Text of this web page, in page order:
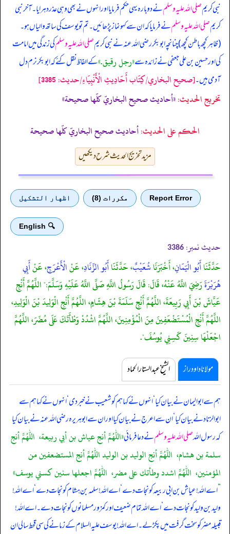
نبی کریمصلی اللہ علیہ وسلمنے دوبارہ یہی حکم فرمایا اور انہوں نے بھی وہی عذر دہرایا۔ آخر نبی
کریمصلی اللہ علیہ وسلمنے فرمایا کہ ان سے کہو نماز پڑھائیں۔ تم تو یوسف کی ساتھ والیاں ہو۔
(ظاہر کچھ باطن کچھ) چنانچہ ابوبکر رضی اللہ عنہ نے نبی کریمصلی اللہ علیہ وسلمکی زندگی میں امامت
کی اور حسین بن علی جعفی نے زائدہ سے«رجل رقيق‏.»کے الفاظ نقل کئے کہ ابوبکر نرم دل
آدمی ہیں۔[صحيح البخاري/كِتَاب أَحَادِيثِ الْأَنْبِيَاءِ/حدیث: 3385]
تخریج الحدیث:«أحاديث صحيح البخاريّ كلّها صحيحة»
الحكم على الحديث:أحاديث صحيح البخاريّ كلّها صحيحة
مزید تخریج الحدیث شرح دیکھیں
Report Error مكررات (8) اظهار التشكيل
🔍 English
حدیث نمبر: 3386
حَدَّثَنَاأَبُو الْيَمَانِ، أَخْبَرَنَاشُعَيْبٌ، حَدَّثَنَاأَبُو الزِّنَادِ، عَنْالْأَعْرَجِ، عَنْأَبِي
هُرَيْرَةَرَضِيَ اللَّهُ عَنْهُ، قَالَ: قَالَ رَسُولُ اللَّهِ صَلَّى اللَّهُ عَلَيْهِ وَسَلَّمَ:" اللَّهُمَّ أَنْجِ
عَيَّاشَ بْنَ أَبِي رَبِيعَةَ، اللَّهُمَّ أَنْجِ سَلَمَةَ بْنَ هِشَامٍ، اللَّهُمَّ أَنْجِ الْوَلِيدَ بْنَ الْوَلِيدِ،
اللَّهُمَّ أَنْجِ الْمُسْتَضْعَفِينَ مِنَ الْمُؤْمِنِينَ، اللَّهُمَّ اشْدُدْ وَطْأَتَكَ عَلَى مُضَرَ، اللَّهُمَّ
اجْعَلْهَا سِنِينَ كَسِنِي يُوسُفَ".
مولانا داود راز الشیخ عبدالستار الحماد
ہم سے ابوالیمان نے بیان کیا ‘ انہوں نے کہا ہم کو شعیب نے خبر دی ‘ انہوں نے کہا ہم سے
ابوالزناد نے بیان کیا ‘ ان سے اعرج نے بیان کیا اور ان سے ابوہریرہ رضی اللہ عنہ نے بیان کیا
کہرسول اللہصلی اللہ علیہ وسلمنے دعا فرمائی«اللهم أنج عياش بن أبي ربيعة،‏‏‏‏ ‏‏‏‏ اللهم أنج
سلمة بن هشام،‏‏‏‏ ‏‏‏‏ اللهم أنج الوليد بن الوليد اللهم أنج المستضعفين من
المؤمنين،‏‏‏‏ ‏‏‏‏ اللهم اشدد وطأتك على مضر،‏‏‏‏ ‏‏‏‏ اللهم اجعلها سنين كسني يوسف»
”اے اللہ! عیاش بن ابی ربیعہ کو نجات دے ‘ اے اللہ! سلمہ بن ہشام کو نجات دے ‘ اے اللہ!
ولید بن ولید کو نجات دے ‘ اے اللہ تمام ضعیف اور کمزور مسلمانوں کو نجات دے۔ اے اللہ!
قبیلہ مضر کو سخت گرفت میں پکڑ لے۔ اے اللہ! یوسف علیہ السلام کے زمانے کی سی قحط سالی ان